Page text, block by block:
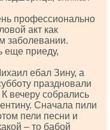
профессионально
акт как
заболевании.
еще приеду,
ебал Зину, а
праздновали
вечеру собрались
Сначала пили
пели песни и
– то бабой